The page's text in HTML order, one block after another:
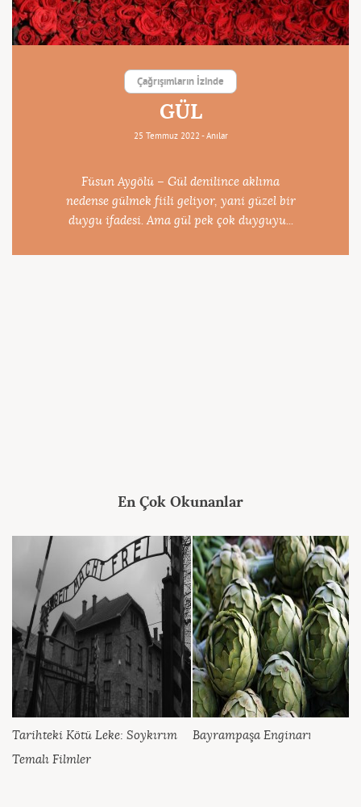
Çağrışımların İzinde
GÜL
25 Temmuz 2022 -Anılar
Füsun Aygölü – Gül denilince aklıma
nedense gülmek fiili geliyor, yani güzel bir
duygu ifadesi. Ama gül pek çok duyguyu...
En Çok Okunanlar
Tarihteki Kötü Leke: Soykırım
Temalı Filmler
Bayrampaşa Enginarı